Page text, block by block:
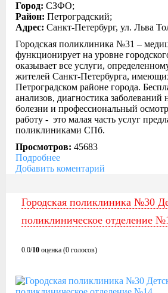
Город: СЗФО;
Район: Петроградский;
Адрес: Санкт-Петербург, ул. Льва
Городская поликлиника №31 –
функционирует на уровне
оказывает все услуги,
жителей Санкт-Петербурга,
Петроградском районе города.
анализов, диагностика заболеваний
болезни и профессиональный
работу - это малая часть услуг
поликлиниками СПб.
Просмотров: 45683
Подробнее
Добавить коментарий
Городская поликлиника №30
поликлиническое отделение
0.0/10 оценка (0 голосов)